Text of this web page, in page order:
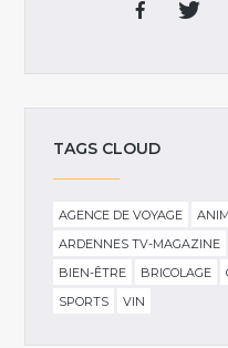
TAGS CLOUD
AGENCE DE VOYAGE
ARDENNES TV-MAGAZINE
BIEN-ÊTRE
BRICOLAGE
SPORTS
VIN